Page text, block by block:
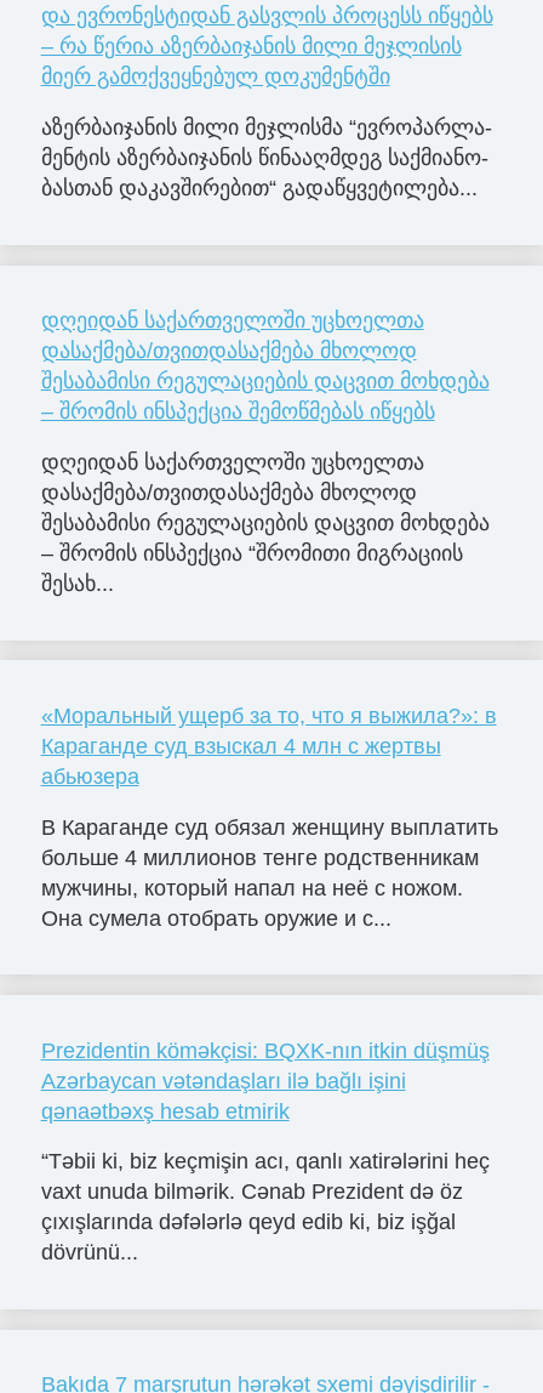
და ევრონესტიდან გასვლის პროცესს იწყებს
– რა წერია აზერბაიჯანის მილი მეჯლისის
მიერ გამოქვეყნებულ დოკუმენტში
აზერ­ბა­ი­ჯა­ნის მილი მე­ჯლის­მა “ევ­რო­პარ­ლა­
მენ­ტის აზერ­ბა­ი­ჯა­ნის წი­ნა­აღ­მდეგ საქ­მი­ა­ნო­
ბას­თან და­კავ­ში­რე­ბით“ გა­და­წყვე­ტი­ლე­ბა...
დღეიდან საქართველოში უცხოელთა
დასაქმება/თვითდასაქმება მხოლოდ
შესაბამისი რეგულაციების დაცვით მოხდება
– შრომის ინსპექცია შემოწმებას იწყებს
დღეიდან საქართველოში უცხოელთა
დასაქმება/თვითდასაქმება მხოლოდ
შესაბამისი რეგულაციების დაცვით მოხდება
– შრომის ინსპექცია “შრომითი მიგრაციის
შესახ...
«Моральный ущерб за то, что я выжила?»: в
Караганде суд взыскал 4 млн с жертвы
абьюзера
В Караганде суд обязал женщину выплатить
больше 4 миллионов тенге родственникам
мужчины, который напал на неё с ножом.
Она сумела отобрать оружие и с...
Prezidentin köməkçisi: BQXK-nın itkin düşmüş
Azərbaycan vətəndaşları ilə bağlı işini
qənaətbəxş hesab etmirik
“Təbii ki, biz keçmişin acı, qanlı xatirələrini heç
vaxt unuda bilmərik. Cənab Prezident də öz
çıxışlarında dəfələrlə qeyd edib ki, biz işğal
dövrünü...
Bakıda 7 marşrutun hərəkət sxemi dəyişdirilir -